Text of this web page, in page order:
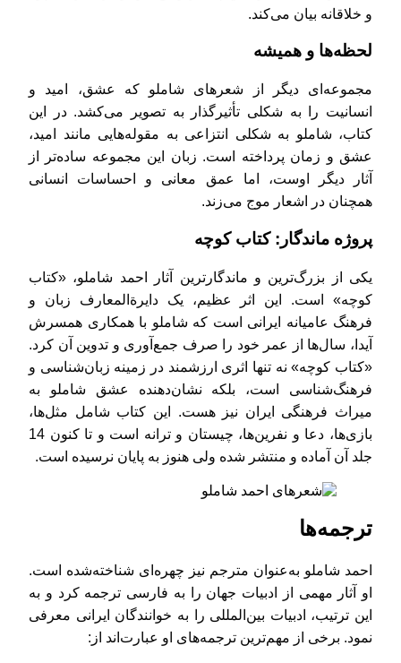
و خلاقانه بیان می‌کند.
لحظه‌ها و همیشه
مجموعه‌ای دیگر از شعرهای شاملو که عشق، امید و
انسانیت را به شکلی تأثیرگذار به تصویر می‌کشد. در این
کتاب، شاملو به شکلی انتزاعی به مقوله‌هایی مانند امید،
عشق و زمان پرداخته است. زبان این مجموعه ساده‌تر از
آثار دیگر اوست، اما عمق معانی و احساسات انسانی
همچنان در اشعار موج می‌زند.
پروژه ماندگار: کتاب کوچه
یکی از بزرگ‌ترین و ماندگارترین آثار احمد شاملو، «کتاب
کوچه» است. این اثر عظیم، یک دایرة‌المعارف زبان و
فرهنگ عامیانه ایرانی است که شاملو با همکاری همسرش
آیدا، سال‌ها از عمر خود را صرف جمع‌آوری و تدوین آن کرد.
«کتاب کوچه» نه تنها اثری ارزشمند در زمینه زبان‌شناسی و
فرهنگ‌شناسی است، بلکه نشان‌دهنده عشق شاملو به
میراث فرهنگی ایران نیز هست. این کتاب شامل مثل‌ها،
بازی‌ها، دعا و نفرین‌ها، چیستان و ترانه است و تا کنون 14
جلد آن آماده و منتشر شده ولی هنوز به پایان نرسیده است.
ترجمه‌ها
احمد شاملو به‌عنوان مترجم نیز چهره‌ای شناخته‌شده است.
او آثار مهمی از ادبیات جهان را به فارسی ترجمه کرد و به
این ترتیب، ادبیات بین‌المللی را به خوانندگان ایرانی معرفی
نمود. برخی از مهم‌ترین ترجمه‌های او عبارت‌اند از: